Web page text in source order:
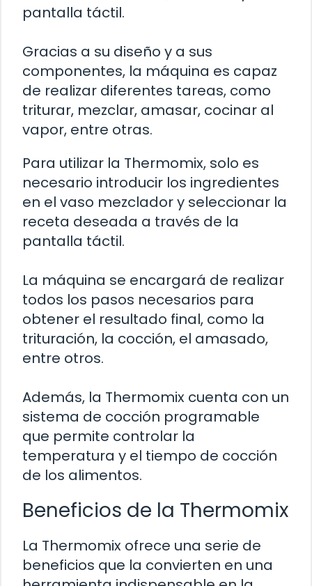
pantalla táctil.
Gracias a su diseño y a sus
componentes, la máquina es capaz
de realizar diferentes tareas, como
triturar, mezclar, amasar, cocinar al
vapor, entre otras.
Para utilizar la Thermomix, solo es
necesario introducir los ingredientes
en el vaso mezclador y seleccionar la
receta deseada a través de la
pantalla táctil.
La máquina se encargará de realizar
todos los pasos necesarios para
obtener el resultado final, como la
trituración, la cocción, el amasado,
entre otros.
Además, la Thermomix cuenta con un
sistema de cocción programable
que permite controlar la
temperatura y el tiempo de cocción
de los alimentos.
Beneficios de la Thermomix
La Thermomix ofrece una serie de
beneficios que la convierten en una